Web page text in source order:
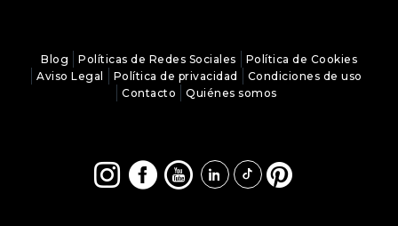
Blog Políticas de Redes Sociales
Política de Cookies
Aviso Legal
Política de privacidad
Condiciones de uso
Contacto
Quiénes somos